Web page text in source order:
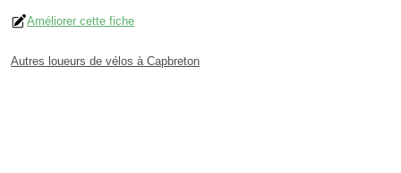
Améliorer cette fiche
Autres loueurs de vélos à Capbreton